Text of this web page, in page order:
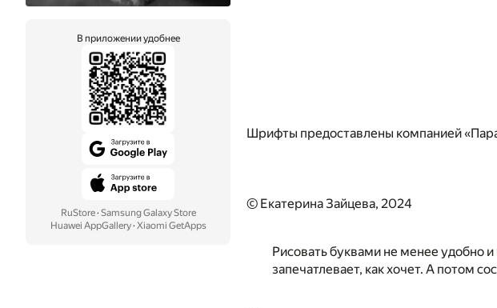
В приложении удобнее
RuStore· Samsung Galaxy Store
Huawei AppGallery· Xiaomi GetApps
Шрифты предоставлены компанией
© Екатерина Зайцева, 2024
Рисовать буквами не менее удобно
запечатлевает, как хочет. А потом